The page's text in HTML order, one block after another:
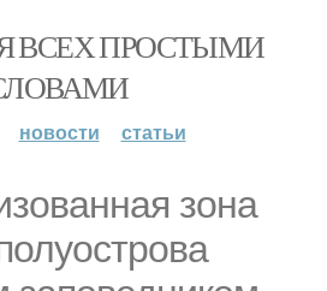
ВСЕХ ПРОСТЫМИ
новости статьи
зона